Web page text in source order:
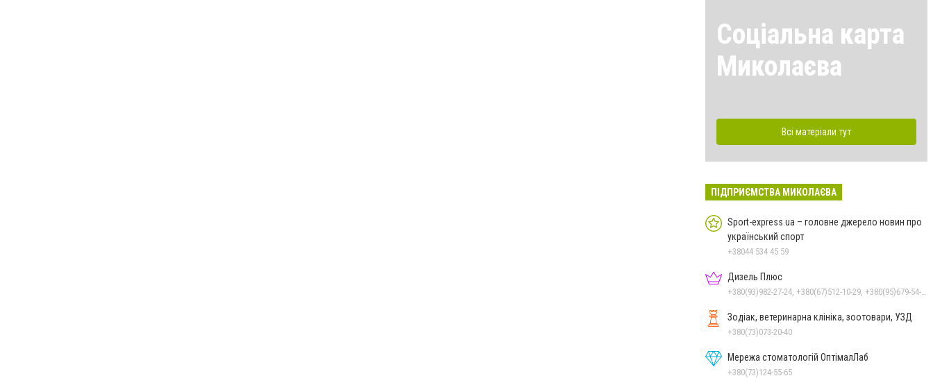
Соціальна карта
Миколаєва
Всі матеріали тут
ПІДПРИЄМСТВА МИКОЛАЄВА
Sport-express.ua – головне джерело новин про
український спорт
+38044 534 45 59
Дизель Плюс
Зодіак, ветеринарна клініка, зоотовари, УЗД
+380(73)073-20-40
Мережа стоматологій ОптімалЛаб
+380(73)124-55-65